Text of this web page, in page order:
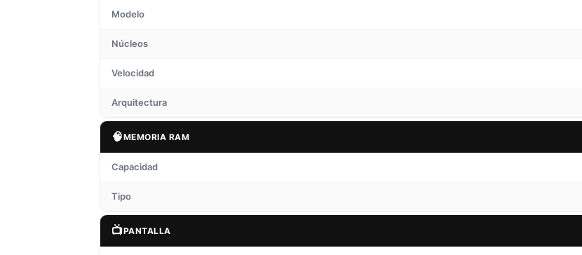
Modelo
Núcleos
Velocidad
Arquitectura
🧠MEMORIA RAM
Capacidad
Tipo
📺PANTALLA